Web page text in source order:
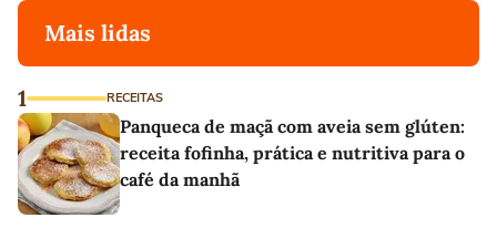
Mais lidas
1 RECEITAS
Panqueca de maçã com aveia sem glúten:
receita fofinha, prática e nutritiva para o
café da manhã